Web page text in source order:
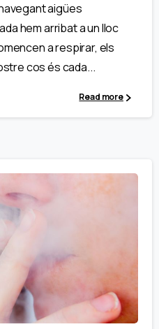
aigües
hem arribat a un lloc
a respirar, els
cos és cada...
Read more